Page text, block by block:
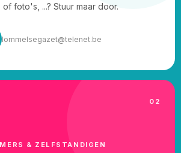
foto's, ...? Stuur maar door.
lommelsegazet@telenet.be
02
& ZELFSTANDIGEN